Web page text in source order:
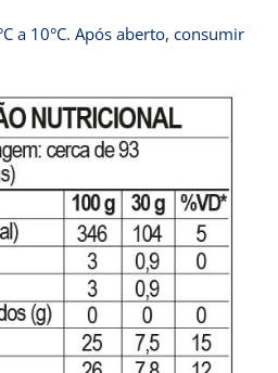
a 10°C. Após aberto, consumir